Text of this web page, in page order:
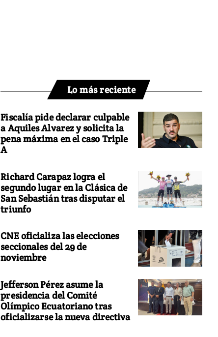
Lo más reciente
Fiscalía pide declarar culpable
a Aquiles Alvarez y solicita la
pena máxima en el caso Triple
A
Richard Carapaz logra el
segundo lugar en la Clásica de
San Sebastián tras disputar el
triunfo
CNE oficializa las elecciones
seccionales del 29 de
noviembre
Jefferson Pérez asume la
presidencia del Comité
Olímpico Ecuatoriano tras
oficializarse la nueva directiva